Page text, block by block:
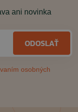
ani novinka
ODOSLAŤ
osobných